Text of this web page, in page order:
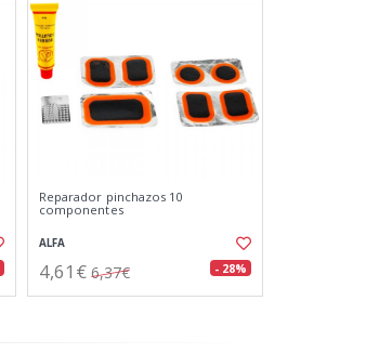
Reparador pinchazos 10
componentes
ALFA
4,61€ 6,37€ - 28%